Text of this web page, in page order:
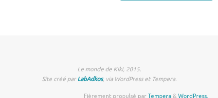
Le monde de Kiki, 2015.
Site créé parLabAdkos, via WordPress et Tempera.
Fièrement propulsé parTempera&WordPress.